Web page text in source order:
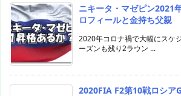
ニキータ・マゼピン2021
ロフィールと金持ち父親
2020年コロナ禍で大幅にスケ
ーズンも残り2ラウン ...
2020FIA F2第10戦ロシア